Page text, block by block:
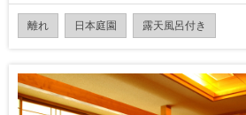
離れ 日本庭園 露天風呂付き